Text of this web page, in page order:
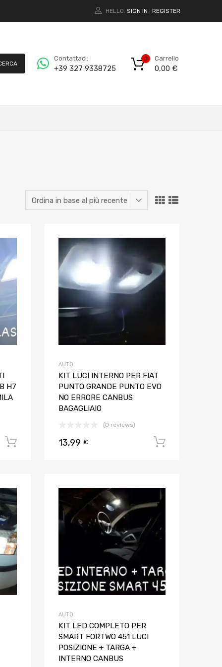
HELLO. SIGN IN REGISTER
Contattaci:
+39 327 9338725
Carrello
0,00 €
0
Aggiungi ai preferiti
Aggiungi al confronto
H7
Aggiungi al carrello
AUTO
KIT LUCI INTERNO PER FIAT
PUNTO GRANDE PUNTO EVO
NO ERRORE CANBUS
BAGAGLIAIO
(0 reviews)
13,99 €
Aggiungi al confronto
AUTO
KIT LED COMPLETO PER
SMART FORTWO 451 LUCI
POSIZIONE + TARGA +
INTERNO CANBUS